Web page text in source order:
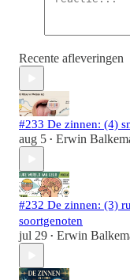
Recente afleveringen
#233 De zinnen: (4)
aug 5 • Erwin
#232 De zinnen: (3)
soortgenoten
jul 29 • Erwin